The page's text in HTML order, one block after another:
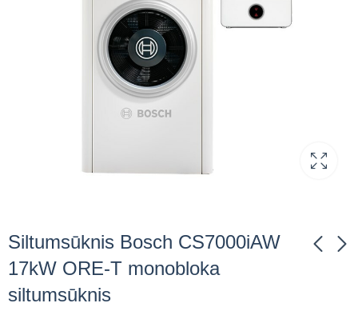
Siltumsūknis Bosch CS7000iAW
17kW ORE-T monobloka
siltumsūknis